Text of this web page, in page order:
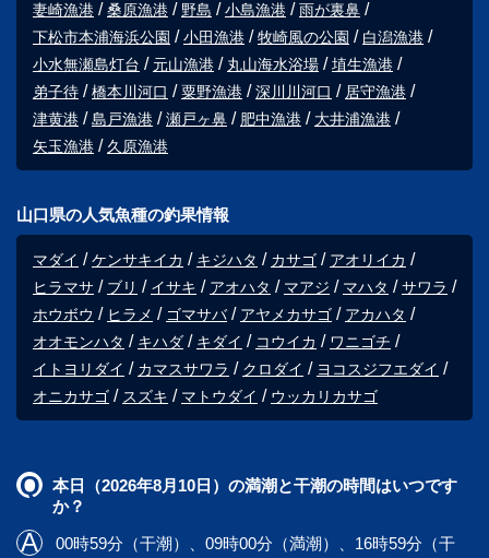
妻崎漁港
桑原漁港 野島 小島漁港
雨が裏鼻
下松市本浦海浜公園
小田漁港 牧崎風の公園
白潟漁港
小水無瀬島灯台
元山漁港 丸山海水浴場
埴生漁港
弟子待
橋本川河口 粟野漁港 深川川河口
居守漁港
津黄港
島戸漁港 瀬戸ヶ鼻 肥中漁港
大井浦漁港
矢玉漁港
久原漁港
山口県の人気魚種の釣果情報
マダイ ケンサキイカ キジハタ カサゴ
アオリイカ
ヒラマサ
ブリ イサキ アオハタ マアジ マハタ
サワラ
ホウボウ
ヒラメ ゴマサバ アヤメカサゴ
アカハタ
オオモンハタ
キハダ キダイ コウイカ
ワニゴチ
イトヨリダイ
カマスサワラ クロダイ
ヨコスジフエダイ
オニカサゴ
スズキ マトウダイ ウッカリカサゴ
本日（2026年8月10日）の満潮と干潮の時間はいつです
か？
00時59分（干潮）、09時00分（満潮）、16時59分（干